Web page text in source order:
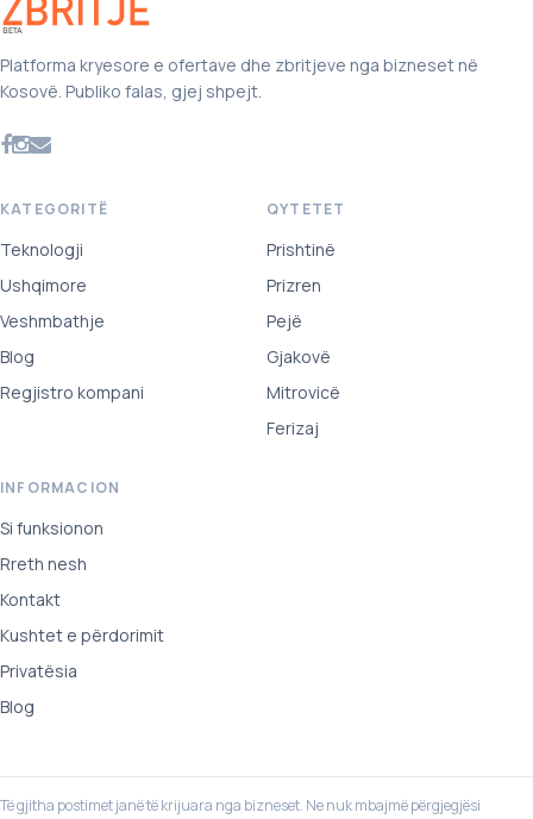
Platforma kryesore e ofertave dhe zbritjeve nga bizneset në
Kosovë. Publiko falas, gjej shpejt.
KATEGORITË
Teknologji
Ushqimore
Veshmbathje
Blog
Regjistro kompani
QYTETET
Prishtinë
Prizren
Pejë
Gjakovë
Mitrovicë
Ferizaj
INFORMACION
Si funksionon
Rreth nesh
Kontakt
Kushtet e përdorimit
Privatësia
Blog
Të gjitha postimet janë të krijuara nga bizneset. Ne nuk mbajmë përgjegjësi